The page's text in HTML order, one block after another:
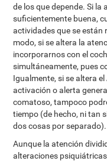
de los que depende. Si la
suficientemente buena,
actividades que se están
modo, si se altera la
incorporarnos con el
simultáneamente, pues
Igualmente, si se altera
activación o alerta
comatoso, tampoco
tiempo (de hecho, ni tan
dos cosas por separado).
Aunque la atención
alteraciones